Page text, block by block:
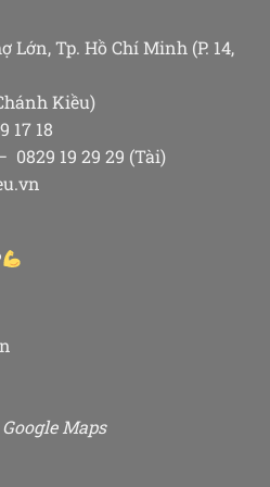
Lớn, Tp. Hồ Chí Minh (P. 14,
Kiều)
17 18
0829 19 29 29 (Tài)
Maps